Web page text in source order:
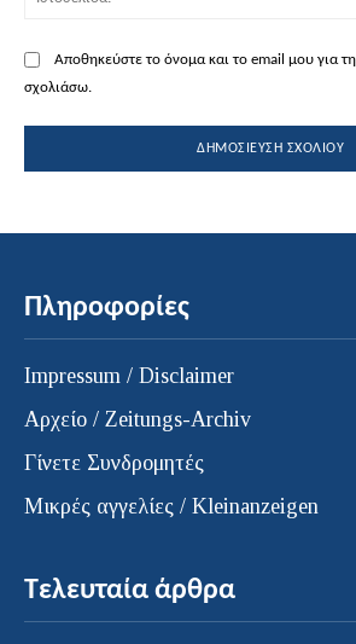
Αποθηκεύστε το όνομα και το email μου για
σχολιάσω.
Πληροφορίες
Impressum / Disclaimer
Αρχείο / Zeitungs-Archiv
Γίνετε Συνδρομητές
Μικρές αγγελίες / Kleinanzeigen
Τελευταία άρθρα